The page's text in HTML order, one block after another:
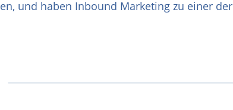
und haben Inbound Marketing zu einer der